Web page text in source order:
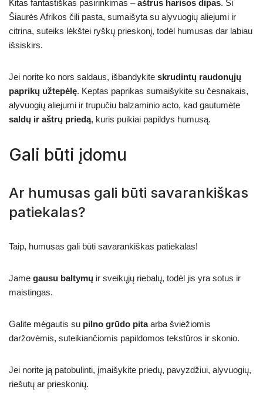
Kitas fantastiškas pasirinkimas –aštrus harisos dipas. Ši
Šiaurės Afrikos čili pasta, sumaišyta su alyvuogių aliejumi ir
citrina, suteiks lėkštei ryškų prieskonį, todėl humusas dar labiau
išsiskirs.
Jei norite ko nors saldaus, išbandykite skrudintų raudonųjų
paprikų užtepėlę. Keptas paprikas sumaišykite su česnakais,
alyvuogių aliejumi ir trupučiu balzaminio acto, kad gautumėte
saldų ir aštrų priedą, kuris puikiai papildys humusą.
Gali būti įdomu
Ar humusas gali būti savarankiškas
patiekalas?
Taip, humusas gali būti savarankiškas patiekalas!
Jame gausu baltymų ir sveikųjų riebalų, todėl jis yra sotus ir
maistingas.
Galite mėgautis su pilno grūdo pitaarba šviežiomis
daržovėmis, suteikiančiomis papildomos tekstūros ir skonio.
Jei norite ją patobulinti, įmaišykite priedų, pavyzdžiui, alyvuogių,
riešutų ar prieskonių.